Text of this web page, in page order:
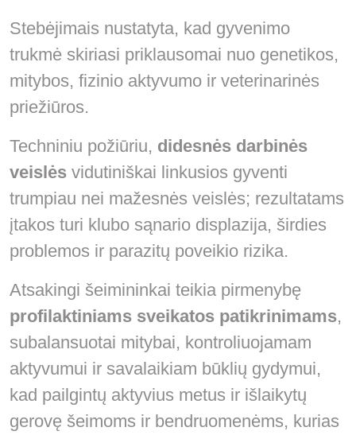
Stebėjimais nustatyta, kad gyvenimo
trukmė skiriasi priklausomai nuo genetikos,
mitybos, fizinio aktyvumo ir veterinarinės
priežiūros.
Techniniu požiūriu, didesnės darbinės
veislės vidutiniškai linkusios gyventi
trumpiau nei mažesnės veislės; rezultatams
įtakos turi klubo sąnario displazija, širdies
problemos ir parazitų poveikio rizika.
Atsakingi šeimininkai teikia pirmenybę
profilaktiniams sveikatos patikrinimams,
subalansuotai mitybai, kontroliuojamam
aktyvumui ir savalaikiam būklių gydymui,
kad pailgintų aktyvius metus ir išlaikytų
gerovę šeimoms ir bendruomenėms, kurias